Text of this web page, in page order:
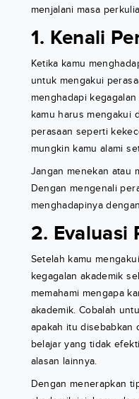
menjalani masa
1. Kenali
Ketika kamu
untuk mengakui
menghadapi
kamu harus mengakui
perasaan seperti
mungkin kamu alami
Jangan menekan atau
Dengan mengenali
menghadapinya
2. Evaluasi
Setelah kamu
kegagalan akademik
memahami mengapa
akademik. Cobalah
apakah itu disebabkan
belajar yang tidak
alasan lainnya.
Dengan menerapkan